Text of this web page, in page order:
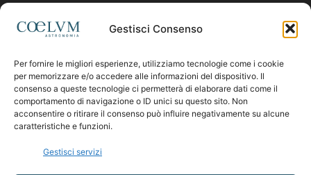
Gestisci Consenso
Per fornire le migliori esperienze, utilizziamo tecnologie come i cookie
per memorizzare e/o accedere alle informazioni del dispositivo. Il
consenso a queste tecnologie ci permetterà di elaborare dati come il
comportamento di navigazione o ID unici su questo sito. Non
acconsentire o ritirare il consenso può influire negativamente su alcune
caratteristiche e funzioni.
Gestisci servizi
Contattaci:coelumastro@coelum.com
SEGUICI